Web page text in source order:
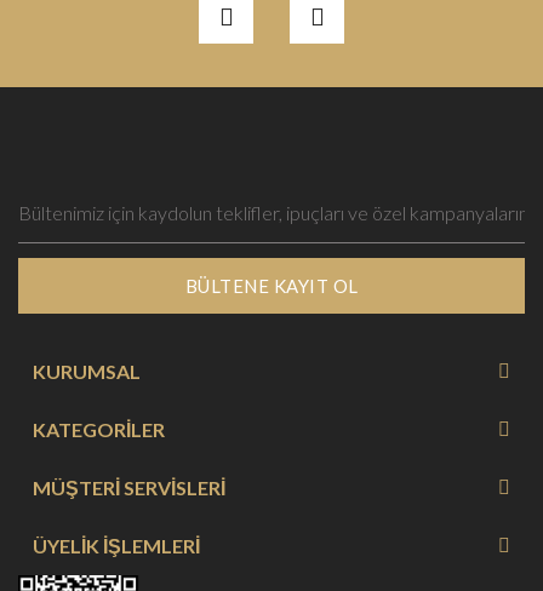
BÜLTENE KAYIT OL
KURUMSAL
KATEGORİLER
MÜŞTERİ SERVİSLERİ
ÜYELİK İŞLEMLERİ